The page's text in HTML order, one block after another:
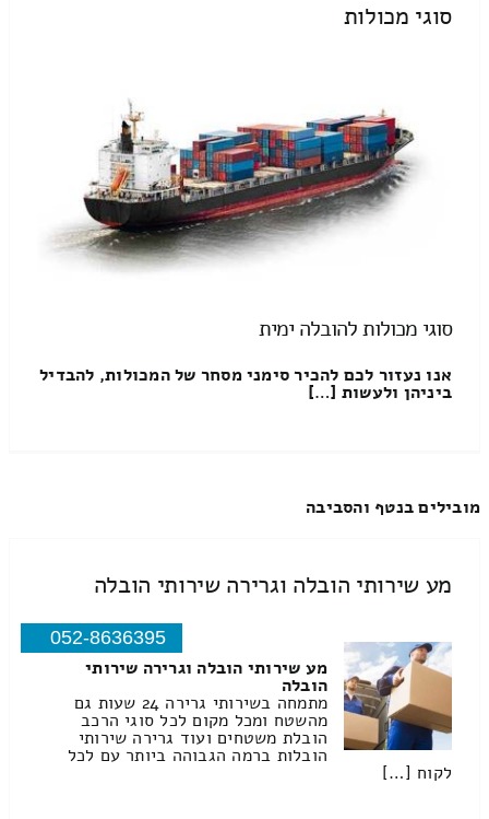
סוגי מכולות
סוגי מכולות להובלה ימית
אנו נעזור לכם להכיר סימני מסחר של המכולות, להבדיל
ביניהן ולעשות […]
מובילים בנטף והסביבה
מע שירותי הובלה וגרירה שירותי הובלה
052-8636395
מע שירותי הובלה וגרירה שירותי
הובלה
מתמחה בשירותי גרירה 24 שעות גם
מהשטח ומכל מקום לכל סוגי הרכב
הובלת משטחים ועוד גרירה שירותי
הובלות ברמה הגבוהה ביותר עם לכל
לקוח […]